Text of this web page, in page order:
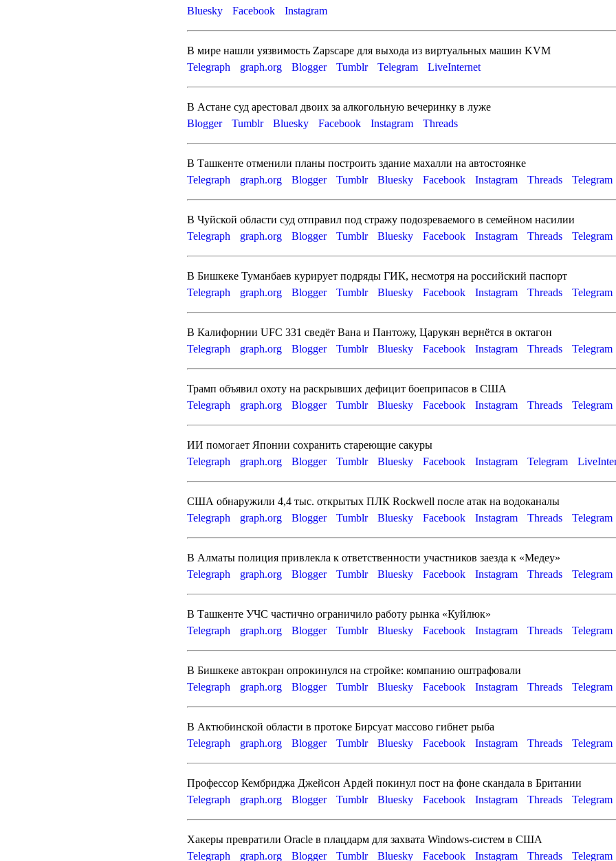
Bluesky
Facebook Instagram
В мире нашли уязвимость Zapscape для выхода из виртуальных машин KVM
Telegraph
graph.org Blogger Tumblr Telegram LiveInternet
В Астане суд арестовал двоих за алкогольную вечеринку в луже
Blogger
Tumblr Bluesky Facebook Instagram Threads
В Ташкенте отменили планы построить здание махалли на автостоянке
Telegraph
graph.org Blogger Tumblr Bluesky Facebook Instagram Threads Telegram
В Чуйской области суд отправил под стражу подозреваемого в семейном насилии
Telegraph
graph.org Blogger Tumblr Bluesky Facebook Instagram Threads Telegram
В Бишкеке Туманбаев курирует подряды ГИК, несмотря на российский паспорт
Telegraph
graph.org Blogger Tumblr Bluesky Facebook Instagram Threads Telegram
В Калифорнии UFC 331 сведёт Вана и Пантожу, Царукян вернётся в октагон
Telegraph
graph.org Blogger Tumblr Bluesky Facebook Instagram Threads Telegram
Трамп объявил охоту на раскрывших дефицит боеприпасов в США
Telegraph
graph.org Blogger Tumblr Bluesky Facebook Instagram Threads Telegram
ИИ помогает Японии сохранить стареющие сакуры
Telegraph
graph.org Blogger Tumblr Bluesky Facebook Instagram Telegram
США обнаружили 4,4 тыс. открытых ПЛК Rockwell после атак на водоканалы
Telegraph
graph.org Blogger Tumblr Bluesky Facebook Instagram Threads Telegram
В Алматы полиция привлекла к ответственности участников заезда к «Медеу»
Telegraph
graph.org Blogger Tumblr Bluesky Facebook Instagram Threads Telegram
В Ташкенте УЧС частично ограничило работу рынка «Куйлюк»
Telegraph
graph.org Blogger Tumblr Bluesky Facebook Instagram Threads Telegram
В Бишкеке автокран опрокинулся на стройке: компанию оштрафовали
Telegraph
graph.org Blogger Tumblr Bluesky Facebook Instagram Threads Telegram
В Актюбинской области в протоке Бирсуат массово гибнет рыба
Telegraph
graph.org Blogger Tumblr Bluesky Facebook Instagram Threads Telegram
Профессор Кембриджа Джейсон Ардей покинул пост на фоне скандала в Британии
Telegraph
graph.org Blogger Tumblr Bluesky Facebook Instagram Threads Telegram
Хакеры превратили Oracle в плацдарм для захвата Windows-систем в США
Telegraph
graph.org Blogger Tumblr Bluesky Facebook Instagram Threads Telegram